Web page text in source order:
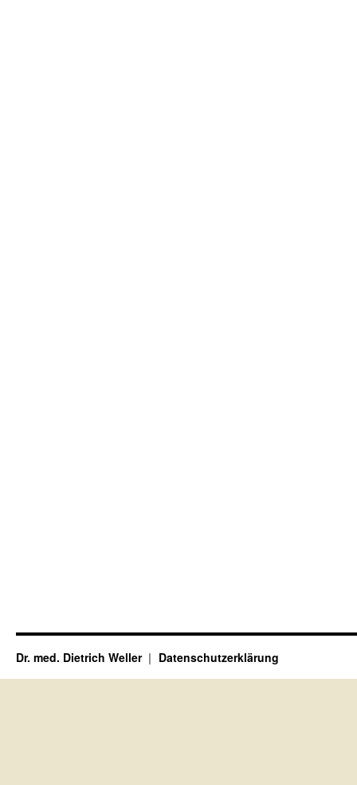
Dr. med. Dietrich Weller Datenschutzerklärung